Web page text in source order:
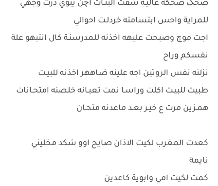
ضحگ ضحكة عاليـة شفت البنـات اچن يبوي درت وجهي
للمراية واحس ابتسامته خردلـت احوالي
اجت موچ وصبحت عليهه اخذنه للمدرسنـة كال انتبهو علة
نفسكم وراح
نزلنه نفس الروتين اجه علينه ضـاههر اخذنه للبيـت
طبيت للبيـت اكلت وراسـا نمت تعبـانه خلصنه امتحـانات
همـزين مرت ع خيـر بعـد ماعدنه متحـان
كعدت المغرب لكيت الاذان صايح اوو شكد مخليني
نايمة
كمت لكيت امي وابوية كاعدين